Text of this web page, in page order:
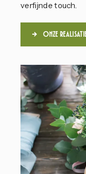
verfijnde touch.
Onze